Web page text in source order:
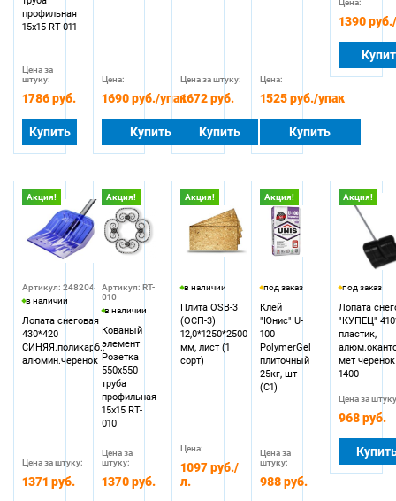
профильная
15х15 RT-011
Цена за
штуку:
1786 руб.
Купить
Цена:
1690 руб./упак
Купить
Цена за штуку:
1672 руб.
Купить
Цена:
1525 руб./упак
Купить
Цена:
1390 руб.
Артикул: 248204
Акция!
в наличии
Лопата снеговая
430*420
СИНЯЯ.поликарб.,
алюмин.черенок
Цена за штуку:
1371 руб.
Артикул: RT-
010
Акция!
в наличии
Кованый
элемент
Розетка
550х550
труба
профильная
15х15 RT-
010
Цена за
штуку:
1370 руб.
Акция!
в наличии
Плита OSB-3
(ОСП-3)
12,0*1250*2500
мм, лист (1
сорт)
Цена:
1097 руб./
л.
Акция!
под заказ
Клей
"Юнис" U-
100
PolymerGel
плиточный
25кг, шт
(С1)
Цена за
штуку:
988 руб.
Акция!
под заказ
Лопата
"КУПЕЦ"
пластик,
мет черенок
1400
Цена за
968 руб.